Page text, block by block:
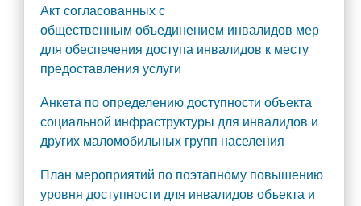
Акт согласованных с
общественным объединением инвалидов мер
для обеспечения доступа инвалидов к месту
предоставления услуги
Анкета по определению доступности объекта
социальной инфраструктуры для инвалидов и
других маломобильных групп населения
План мероприятий по поэтапному повышению
уровня доступности для инвалидов объекта и